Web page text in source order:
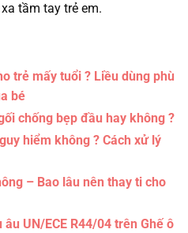
tầm tay trẻ em.
trẻ mấy tuổi ? Liều dùng phù
bé
chống bẹp đầu hay không ?
hiểm không ? Cách xử lý
– Bao lâu nên thay ti cho
UN/ECE R44/04 trên Ghế ô